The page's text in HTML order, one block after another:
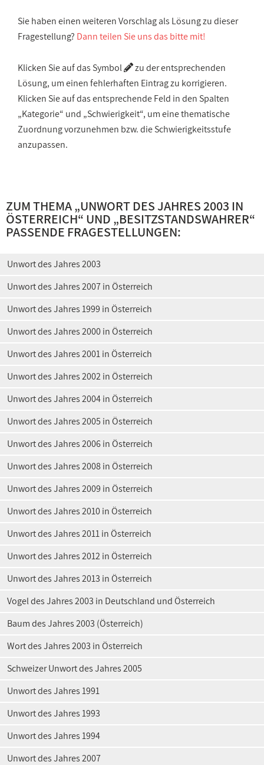
Sie haben einen weiteren Vorschlag als Lösung zu dieser
Fragestellung? Dann teilen Sie uns das bitte mit!
Klicken Sie auf das Symbol
zu der entsprechenden
Lösung, um einen fehlerhaften Eintrag zu korrigieren.
Klicken Sie auf das entsprechende Feld in den Spalten
„Kategorie“ und „Schwierigkeit“, um eine thematische
Zuordnung vorzunehmen bzw. die Schwierigkeitsstufe
anzupassen.
ZUM THEMA „UNWORT DES JAHRES 2003 IN
ÖSTERREICH“ UND „BESITZSTANDSWAHRER“
PASSENDE FRAGESTELLUNGEN:
Unwort des Jahres 2003
Unwort des Jahres 2007 in Österreich
Unwort des Jahres 1999 in Österreich
Unwort des Jahres 2000 in Österreich
Unwort des Jahres 2001 in Österreich
Unwort des Jahres 2002 in Österreich
Unwort des Jahres 2004 in Österreich
Unwort des Jahres 2005 in Österreich
Unwort des Jahres 2006 in Österreich
Unwort des Jahres 2008 in Österreich
Unwort des Jahres 2009 in Österreich
Unwort des Jahres 2010 in Österreich
Unwort des Jahres 2011 in Österreich
Unwort des Jahres 2012 in Österreich
Unwort des Jahres 2013 in Österreich
Vogel des Jahres 2003 in Deutschland und Österreich
Baum des Jahres 2003 (Österreich)
Wort des Jahres 2003 in Österreich
Schweizer Unwort des Jahres 2005
Unwort des Jahres 1991
Unwort des Jahres 1993
Unwort des Jahres 1994
Unwort des Jahres 2007